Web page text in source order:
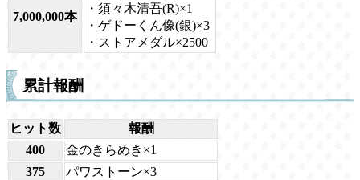
7,000,000本
・須々木清吾(R)×1
・ゲドーくん像(銀)×3
・ストアメダル×2500
累計報酬
ヒット数
報酬
400
金のきらめき×1
375
パワストーン×3